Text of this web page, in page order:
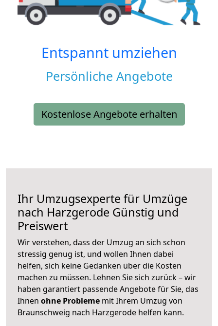
Entspannt umziehen
Persönliche Angebote
Kostenlose Angebote erhalten
Ihr Umzugsexperte für Umzüge
nach Harzgerode Günstig und
Preiswert
Wir verstehen, dass der Umzug an sich schon
stressig genug ist, und wollen Ihnen dabei
helfen, sich keine Gedanken über die Kosten
machen zu müssen. Lehnen Sie sich zurück – wir
haben garantiert passende Angebote für Sie, das
Ihnen ohne Probleme mit Ihrem Umzug von
Braunschweig nach Harzgerode helfen kann.